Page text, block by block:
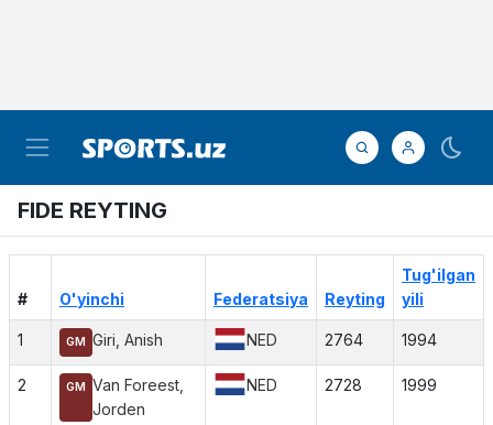
FIDE REYTING
# O'yinchi Federatsiya Reyting
Tug'ilgan
yili
1 GM Giri, Anish NED 2764 1994
2 GM Van Foreest,
Jorden
NED 2728 1999